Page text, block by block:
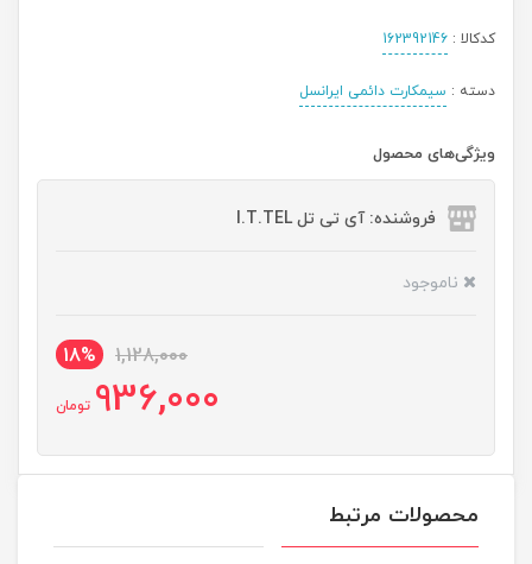
کدکالا : 162392146
دسته : سیمکارت دائمی ایرانسل
ویژگی‌های محصول
فروشنده: آی تی تل I.T.TEL
ناموجود
1,128,000
18%
936,000 تومان
محصولات مرتبط